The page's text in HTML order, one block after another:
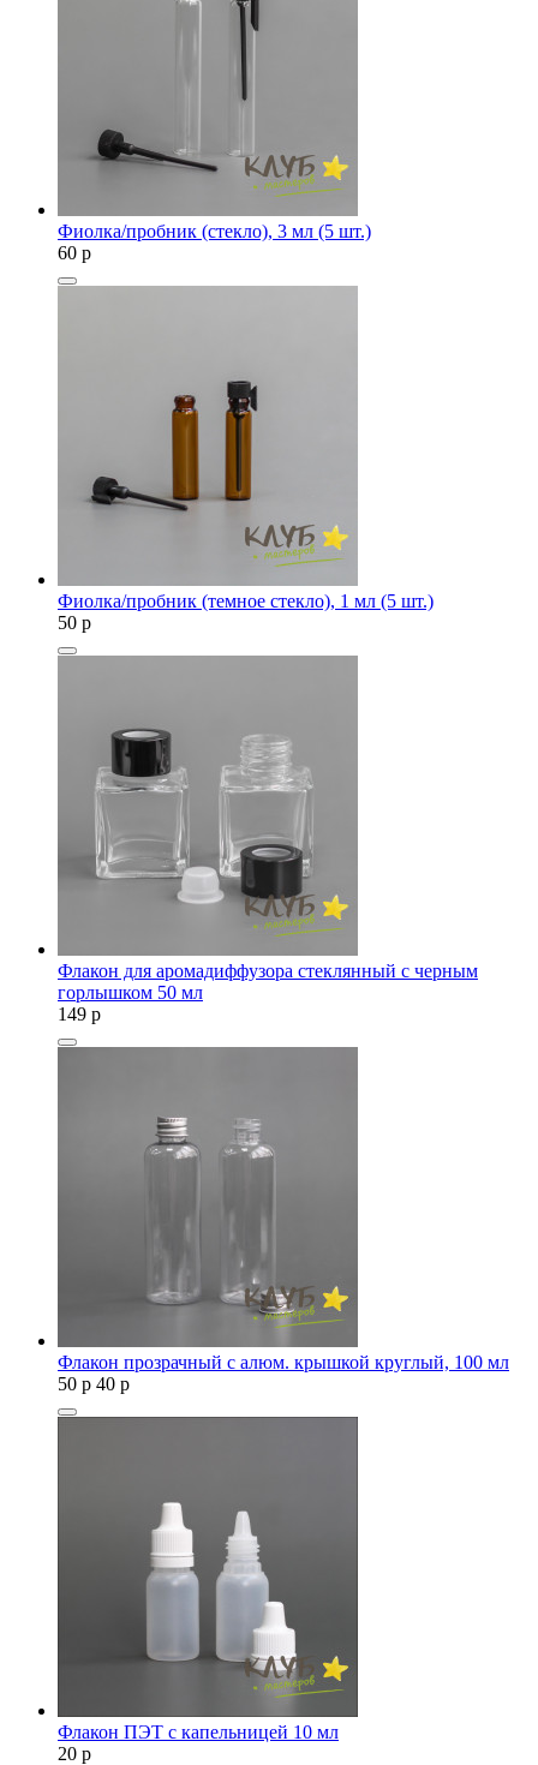
Фиолка/пробник (стекло), 3 мл (5 шт.)
60 p
Фиолка/пробник (темное стекло), 1 мл (5 шт.)
50 p
Флакон для аромадиффузора стеклянный с черным
горлышком 50 мл
149 p
Флакон прозрачный с алюм. крышкой круглый, 100 мл
50 p 40 p
Флакон ПЭТ с капельницей 10 мл
20 p